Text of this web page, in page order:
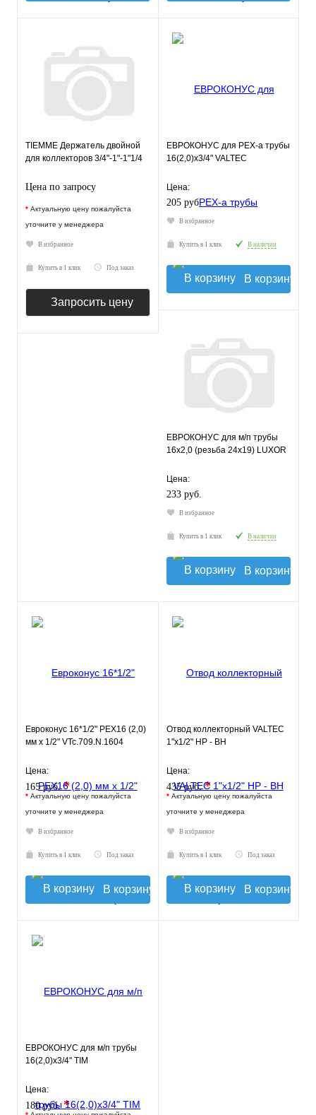
TIEMME Держатель двойной
для коллекторов 3/4"-1"-1"1/4
Цена по запросу
* Актуальную цену пожалуйста
уточните у менеджера
В избранное
Купить в 1 клик Под заказ
Запросить цену
ЕВРОКОНУС для PEX-a трубы
16(2,0)x3/4" VALTEC
Цена:
205 руб.
В избранное
Купить в 1 клик В наличии
В корзину
ЕВРОКОНУС для м/п трубы
16х2,0 (резьба 24х19) LUXOR
Цена:
233 руб.
В избранное
Купить в 1 клик В наличии
В корзину
Евроконус 16*1/2" PEX16 (2,0)
мм x 1/2" VTc.709.N.1604
Цена:
165 руб.*
* Актуальную цену пожалуйста
уточните у менеджера
В избранное
Купить в 1 клик Под заказ
В корзину
Отвод коллекторный VALTEC
1"x1/2" НР - ВН
Цена:
435 руб.*
* Актуальную цену пожалуйста
уточните у менеджера
В избранное
Купить в 1 клик Под заказ
В корзину
ЕВРОКОНУС для м/п трубы
16(2,0)x3/4" TIM
Цена:
180 руб. *